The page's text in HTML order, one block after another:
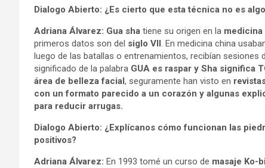
Dialogo Abierto: ¿Es cierto que esta técnica no es
Adriana Álvarez: Gua sha tiene su origen en la
primeros datos son del siglo VII. En medicina china
luego de las batallas o entrenamientos, recibían sesiones
significado de la palabra GUA es raspar y Sha significa
área de belleza facial, seguramente han visto en
con un formato parecido a un corazón y algunas
para reducir arrugas.
Dialogo Abierto: ¿Explícanos cómo funcionan las
positivos?
Adriana Álvarez: En 1993 tomé un curso de masaje Ko-